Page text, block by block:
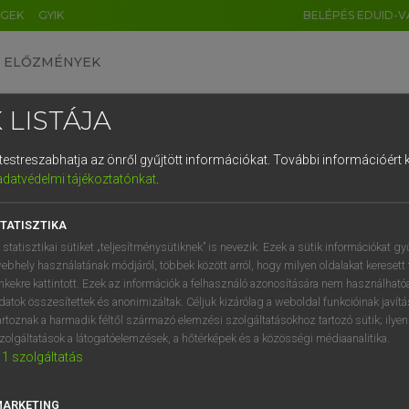
GYIK BELÉPÉS EDUID-
ELŐZMÉNYEK
egyetemes nagyszótár
VAN ELŐFIZETÉSED?
megtekintéséhez.
LISTÁJA
az önről gyűjtött információkat. További információért
tájékoztatónkat.
statisztikai sütiket „teljesítménysütiknek” is nevezik. Ezek a sütik információkat
használatának módjáról, többek között arról, hogy milyen oldalakat keresett
kattintott. Ezek az információk a felhasználó azonosítására nem
összesítettek és anonimizáltak. Céljuk kizárólag a weboldal funkcióinak
a harmadik féltől származó elemzési szolgáltatásokhoz tartozó sütik;
a látogatóelemzések, a hőtérképek és a közösségi médiaanalitika.
1 szolgáltatás
DE CN FR ES IT NL
1 2 3 4 5 6 7 8 9
q w e r t z u i
a s d f g h j k l é
í y x c v b n m , .